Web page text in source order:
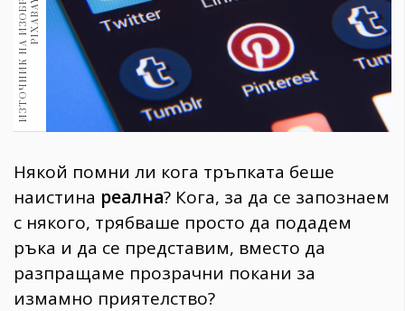
237
Здраве 389
Gentlemen
382
Wellness
ПОСЛЕДВАЙТЕ
НИ
Някой помни ли кога тръпката беше
наистина реална? Кога, за да се запознаем
с някого, трябваше просто да подадем
ръка и да се представим, вместо да
разпращаме прозрачни покани за
измамно приятелство?